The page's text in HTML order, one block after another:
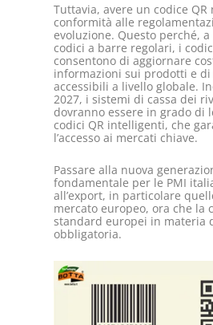
Tuttavia, avere un codice QR
conformità alle
evoluzione. Questo perché,
codici a barre regolari, i
consentono di aggiornare
informazioni sui prodotti e
accessibili a livello globale.
2027, i sistemi di cassa dei
dovranno essere in grado di
codici QR intelligenti, che
l’accesso ai mercati chiave.
Passare alla nuova
fondamentale per le PMI
all’export, in particolare
mercato europeo, ora che la
standard europei in materia
obbligatoria.